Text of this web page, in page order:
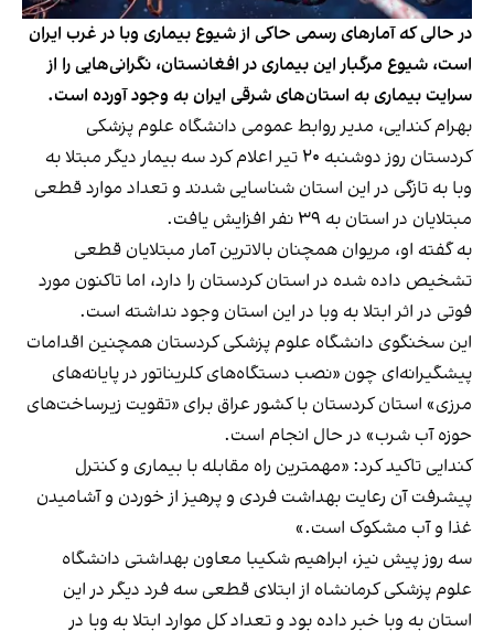
در حالی که آمارهای رسمی حاکی از شیوع بیماری وبا در غرب ایران
است، شیوع مرگبار این بیماری در افغانستان، نگرانی‌هایی را از
سرایت بیماری به استان‌های شرقی ایران به وجود آورده است.
بهرام کندایی، مدیر روابط عمومی دانشگاه علوم پزشکی
کردستان روز دوشنبه ۲۰ تیر اعلام کرد سه بیمار دیگر مبتلا به
وبا به تازگی در این استان شناسایی شدند و تعداد موارد قطعی
مبتلایان در استان به ۳۹ نفر افزایش یافت.
به گفته او، مریوان همچنان بالاترین آمار مبتلایان قطعی
تشخیص داده شده در استان کردستان را دارد، اما تاکنون مورد
فوتی در اثر ابتلا به وبا در این استان وجود نداشته است.
این سخنگوی دانشگاه علوم پزشکی کردستان همچنین اقدامات
پیشگیرانه‌ای چون «نصب دستگاه‌های کلریناتور در پایانه‌های
مرزی» استان کردستان با کشور عراق برای «تقویت زیرساخت‌های
حوزه آب شرب» در حال انجام است.
کندایی تاکید کرد: «مهمترین راه مقابله با بیماری و کنترل
پیشرفت آن رعایت بهداشت فردی و پرهیز از خوردن و آشامیدن
غذا و آب مشکوک است.»
سه روز پیش نیز، ابراهیم شکیبا معاون بهداشتی دانشگاه
علوم‌ پزشکی کرمانشاه از ابتلای قطعی سه فرد دیگر در این
استان به وبا خبر داده بود و تعداد کل موارد ابتلا به وبا در